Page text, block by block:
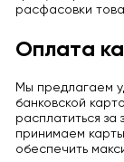
расфасовки
Оплата
Мы предлагаем
банковской
расплатиться
принимаем
обеспечить